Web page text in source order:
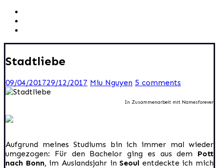
Stadtliebe
09/04/201729/12/2017 Miu Nguyen 5 comments
In Zusammenarbeit mit Namesforever
Aufgrund meines Studiums bin ich immer mal wieder
umgezogen: Für den Bachelor ging es aus dem Pott
nach Bonn, im Auslandsjahr in Seoul entdeckte ich mich